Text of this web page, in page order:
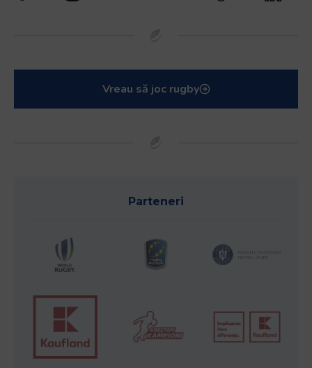
Vreau să joc rugby
Parteneri